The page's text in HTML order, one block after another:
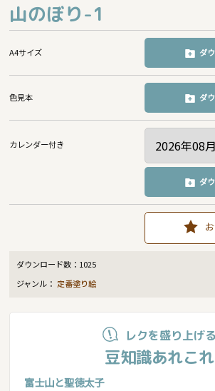
山のぼり-1
A4サイズ ダ
色見本 ダ
カレンダー付き
ダ
ダウンロード数： 1025
ジャンル： 定番塗り絵
レクを盛り上げる
豆知識あれこれ
富士山と聖徳太子